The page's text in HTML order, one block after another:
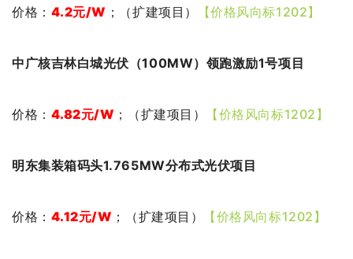
价格： 4.2元/W ；（扩建项目） 【价格风向标1202】
中广核吉林白城光伏（100MW）领跑激励1号项目
价格： 4.82元/W ；（扩建项目） 【价格风向标1202】
明东集装箱码头1.765MW分布式光伏项目
价格： 4.12元/W ；（扩建项目） 【价格风向标1202】